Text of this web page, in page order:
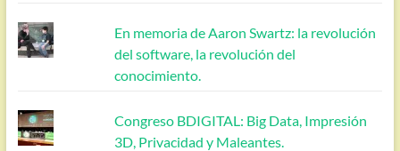
En memoria de Aaron Swartz: la revolución
del software, la revolución del
conocimiento.
Congreso BDIGITAL: Big Data, Impresión
3D, Privacidad y Maleantes.